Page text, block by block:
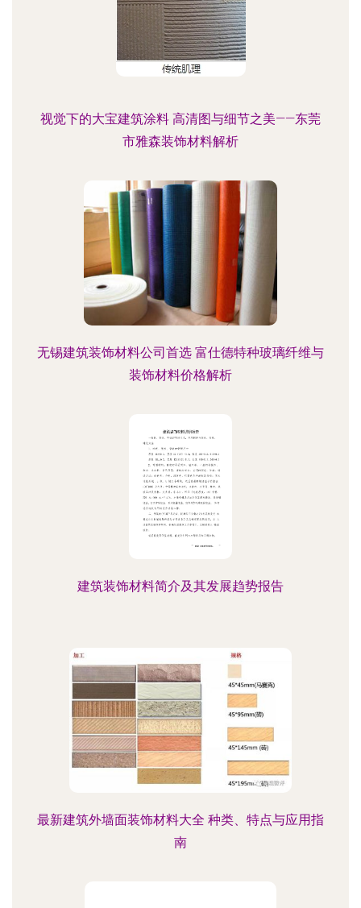
视觉下的大宝建筑涂料 高清图与细节之美——东莞
市雅森装饰材料解析
无锡建筑装饰材料公司首选 富仕德特种玻璃纤维与
装饰材料价格解析
建筑装饰材料简介及其发展趋势报告
最新建筑外墙面装饰材料大全 种类、特点与应用指
南